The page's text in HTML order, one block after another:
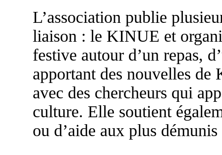
L’association publie
liaison : le KINUE et
festive autour d’un repas,
apportant des nouvelles de
avec des chercheurs qui
culture. Elle soutient
ou d’aide aux plus